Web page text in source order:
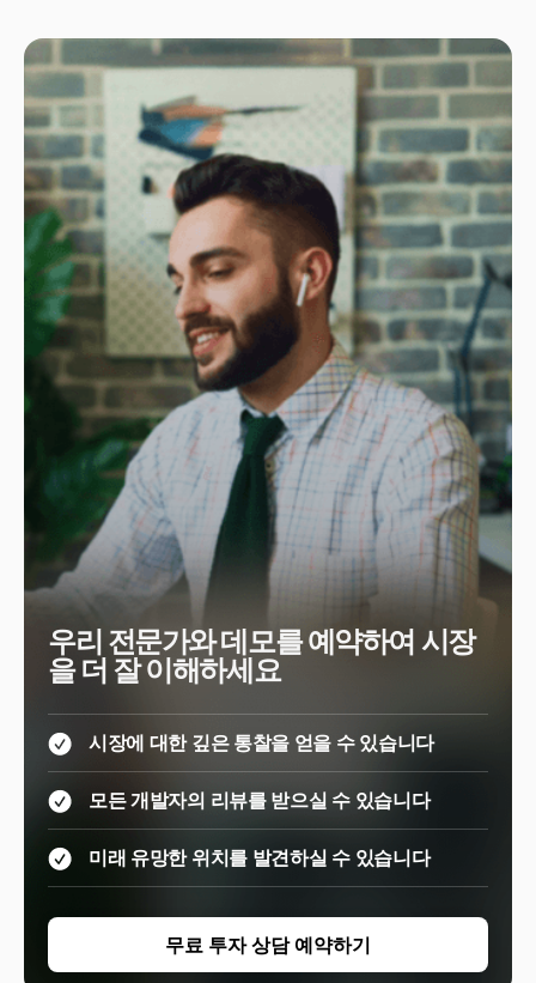
우리 전문가와 데모를 예약하여 시장
을 더 잘 이해하세요
시장에 대한 깊은 통찰을 얻을 수 있습니다
모든 개발자의 리뷰를 받으실 수 있습니다
미래 유망한 위치를 발견하실 수 있습니다
무료 투자 상담 예약하기